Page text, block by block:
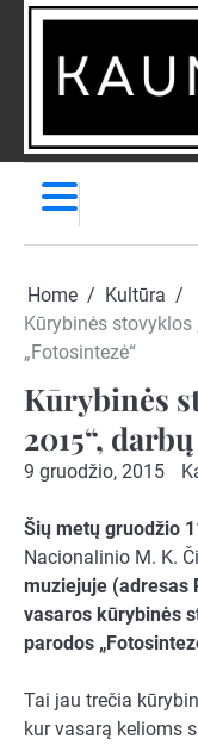
Skip
Home
Kultūra
Kūrybinės
„Fotosintezė“
Kūrybinės
2015“,
9 gruodžio, 2015
Šių metų gruodžio
Nacionalinio M. K.
muziejuje (adresas
vasaros kūrybinės
parodos
Tai jau trečia
kur vasarą kelioms